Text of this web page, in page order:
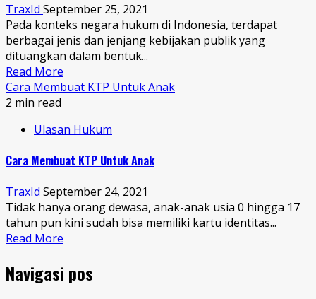
TraxId September 25, 2021
Pada konteks negara hukum di Indonesia, terdapat
berbagai jenis dan jenjang kebijakan publik yang
dituangkan dalam bentuk...
Read More
Cara Membuat KTP Untuk Anak
2 min read
Ulasan Hukum
Cara Membuat KTP Untuk Anak
TraxId September 24, 2021
Tidak hanya orang dewasa, anak-anak usia 0 hingga 17
tahun pun kini sudah bisa memiliki kartu identitas...
Read More
Navigasi pos